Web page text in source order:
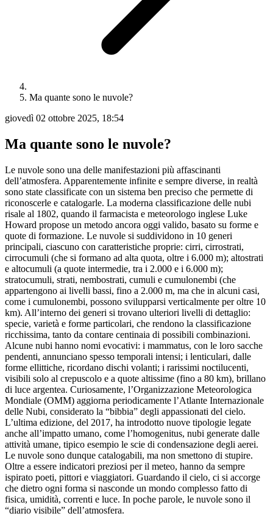
Ma quante sono le nuvole?
giovedì 02 ottobre 2025, 18:54
Ma quante sono le nuvole?
Le nuvole sono una delle manifestazioni più affascinanti
dell’atmosfera. Apparentemente infinite e sempre diverse, in realtà
sono state classificate con un sistema ben preciso che permette di
riconoscerle e catalogarle. La moderna classificazione delle nubi
risale al 1802, quando il farmacista e meteorologo inglese Luke
Howard propose un metodo ancora oggi valido, basato su forme e
quote di formazione. Le nuvole si suddividono in 10 generi
principali, ciascuno con caratteristiche proprie: cirri, cirrostrati,
cirrocumuli (che si formano ad alta quota, oltre i 6.000 m); altostrati
e altocumuli (a quote intermedie, tra i 2.000 e i 6.000 m);
stratocumuli, strati, nembostrati, cumuli e cumulonembi (che
appartengono ai livelli bassi, fino a 2.000 m, ma che in alcuni casi,
come i cumulonembi, possono svilupparsi verticalmente per oltre 10
km). All’interno dei generi si trovano ulteriori livelli di dettaglio:
specie, varietà e forme particolari, che rendono la classificazione
ricchissima, tanto da contare centinaia di possibili combinazioni.
Alcune nubi hanno nomi evocativi: i mammatus, con le loro sacche
pendenti, annunciano spesso temporali intensi; i lenticulari, dalle
forme ellittiche, ricordano dischi volanti; i rarissimi noctilucenti,
visibili solo al crepuscolo e a quote altissime (fino a 80 km), brillano
di luce argentea. Curiosamente, l’Organizzazione Meteorologica
Mondiale (OMM) aggiorna periodicamente l’Atlante Internazionale
delle Nubi, considerato la “bibbia” degli appassionati del cielo.
L’ultima edizione, del 2017, ha introdotto nuove tipologie legate
anche all’impatto umano, come l’homogenitus, nubi generate dalle
attività umane, tipico esempio le scie di condensazione degli aerei.
Le nuvole sono dunque catalogabili, ma non smettono di stupire.
Oltre a essere indicatori preziosi per il meteo, hanno da sempre
ispirato poeti, pittori e viaggiatori. Guardando il cielo, ci si accorge
che dietro ogni forma si nasconde un mondo complesso fatto di
fisica, umidità, correnti e luce. In poche parole, le nuvole sono il
“diario visibile” dell’atmosfera.